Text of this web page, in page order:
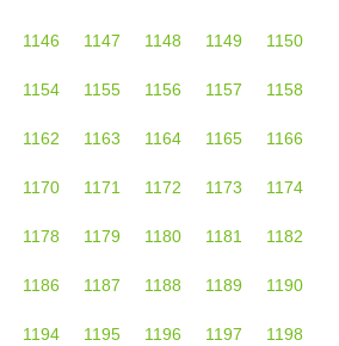
1146 1147 1148 1149 1150
1154 1155 1156 1157 1158
1162 1163 1164 1165 1166
1170 1171 1172 1173 1174
1178 1179 1180 1181 1182
1186 1187 1188 1189 1190
1194 1195 1196 1197 1198